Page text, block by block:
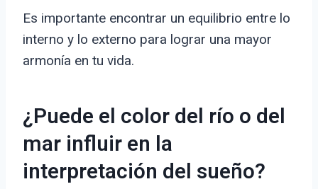
Es importante encontrar un equilibrio entre lo
interno y lo externo para lograr una mayor
armonía en tu vida.
¿Puede el color del río o del
mar influir en la
interpretación del sueño?